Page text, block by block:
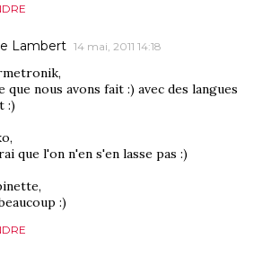
Lambert 14 mai, 2011 14:18
que nous avons fait :) avec des langues
:)
que l'on n'en s'en lasse pas :)
:)